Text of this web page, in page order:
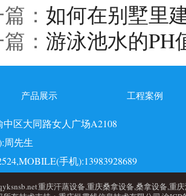
： 如何在别墅里
： 游泳池水的PH
产品展示 工程案例
区大同路女人广场A2108
周先生
手机):13983928689
重庆汗蒸设备,重庆桑拿设备,桑拿设备,重